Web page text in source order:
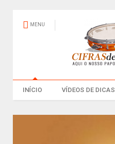
MENU
INÍCIO VÍDEOS DE DICAS